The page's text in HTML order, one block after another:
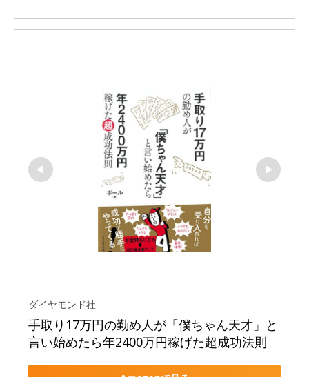
ダイヤモンド社
手取り17万円の勤め人が「僕ちゃん天才」と
言い始めたら年2400万円稼げた超成功法則